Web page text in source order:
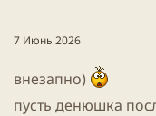
7 Июнь 2026
внезапно)
пусть денюшка